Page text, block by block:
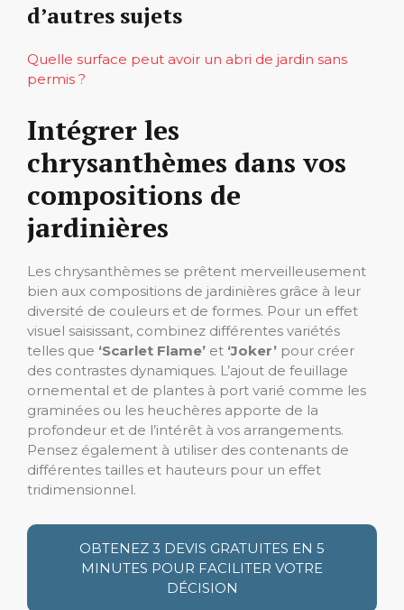
d’autres sujets
Quelle surface peut avoir un abri de jardin sans
permis ?
Intégrer les
chrysanthèmes dans vos
compositions de
jardinières
Les chrysanthèmes se prêtent merveilleusement
bien aux compositions de jardinières grâce à leur
diversité de couleurs et de formes. Pour un effet
visuel saisissant, combinez différentes variétés
telles que ‘Scarlet Flame’ et ‘Joker’ pour créer
des contrastes dynamiques. L’ajout de feuillage
ornemental et de plantes à port varié comme les
graminées ou les heuchères apporte de la
profondeur et de l’intérêt à vos arrangements.
Pensez également à utiliser des contenants de
différentes tailles et hauteurs pour un effet
tridimensionnel.
OBTENEZ 3 DEVIS GRATUITES EN 5
MINUTES POUR FACILITER VOTRE
DÉCISION